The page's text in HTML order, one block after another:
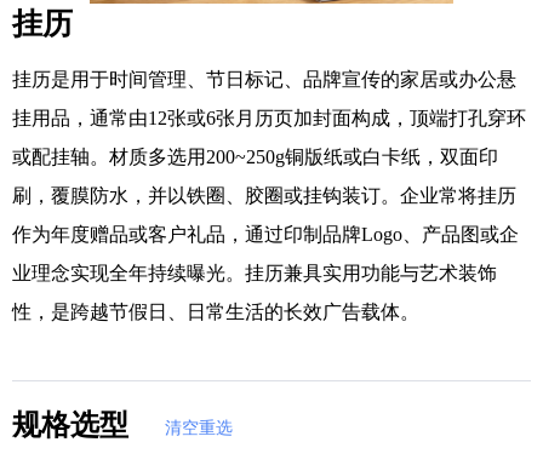
挂历
挂历是用于时间管理、节日标记、品牌宣传的家居或办公悬
挂用品，通常由12张或6张月历页加封面构成，顶端打孔穿环
或配挂轴。材质多选用200~250g铜版纸或白卡纸，双面印
刷，覆膜防水，并以铁圈、胶圈或挂钩装订。企业常将挂历
作为年度赠品或客户礼品，通过印制品牌Logo、产品图或企
业理念实现全年持续曝光。挂历兼具实用功能与艺术装饰
性，是跨越节假日、日常生活的长效广告载体。
规格选型 清空重选